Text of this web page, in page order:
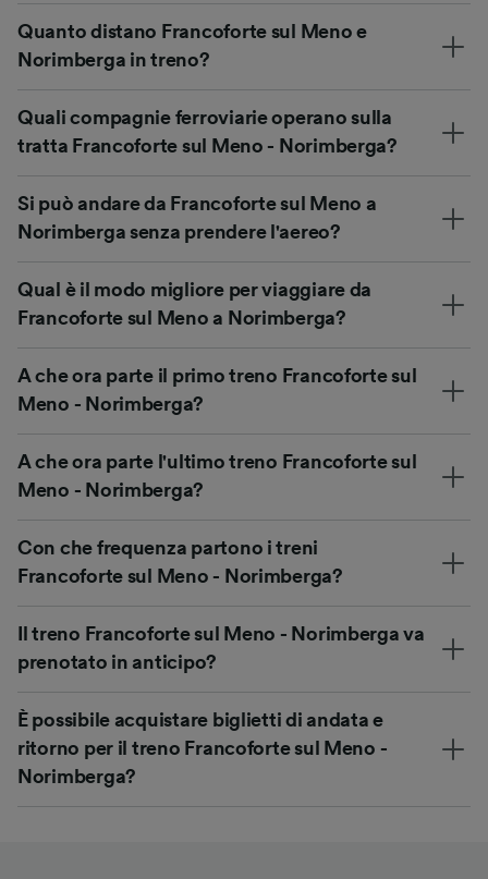
Quanto distano Francoforte sul Meno e
Norimberga in treno?
Quali compagnie ferroviarie operano sulla
tratta Francoforte sul Meno - Norimberga?
Si può andare da Francoforte sul Meno a
Norimberga senza prendere l'aereo?
Qual è il modo migliore per viaggiare da
Francoforte sul Meno a Norimberga?
A che ora parte il primo treno Francoforte sul
Meno - Norimberga?
A che ora parte l'ultimo treno Francoforte sul
Meno - Norimberga?
Con che frequenza partono i treni
Francoforte sul Meno - Norimberga?
Il treno Francoforte sul Meno - Norimberga va
prenotato in anticipo?
È possibile acquistare biglietti di andata e
ritorno per il treno Francoforte sul Meno -
Norimberga?